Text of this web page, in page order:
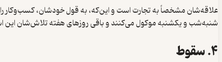
علاقه‌شان مشخصاً به تجارت است و این‌که، به قول خودشان، کسب‌وکار راه
شنبه‌شب و یکشنبه موکول می‌کنند و باقی روزهای هفته تلاش‌شان این
۴. سقوط